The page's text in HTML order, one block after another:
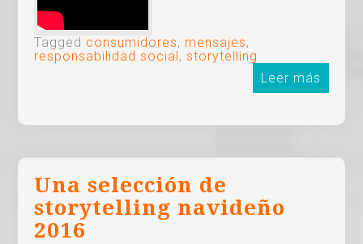
Tagged consumidores, mensajes,
responsabilidad social,storytelling
Leer más
Una selección de
storytelling navideño
2016